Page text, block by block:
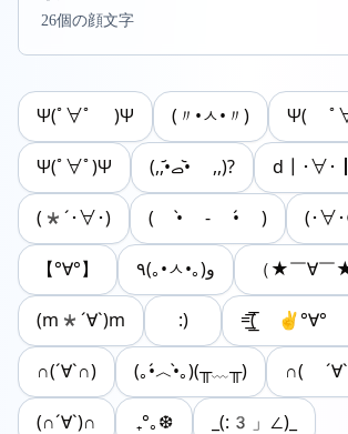
26個の顔文字
Ψ(ﾟ∀ﾟ )Ψ (〃•ㅅ•〃) Ψ( ﾟ
Ψ(ﾟ∀ﾟ)Ψ (,,•᷄‎ࡇ•᷅ ,,)? d┃･∀･
(*´･∀･) ( •̀ - •́ ) (･∀
【°∀°】 ٩(｡•ㅅ•｡)و （★￣∀￣★
(m*´∀`)m :) =͟͟͞͞( ✌°∀°
∩(´∀`∩) (｡•́︿•̀｡)(╥﹏╥) ∩(
(∩´∀`)∩ ₊°｡❆ _(:3」∠)_